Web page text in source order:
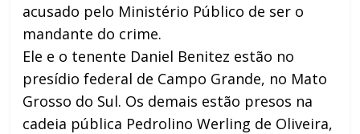
acusado pelo Ministério Público de ser o
mandante do crime.
Ele e o tenente Daniel Benitez estão no
presídio federal de Campo Grande, no Mato
Grosso do Sul. Os demais estão presos na
cadeia pública Pedrolino Werling de Oliveira,